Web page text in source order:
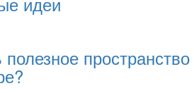
пространство